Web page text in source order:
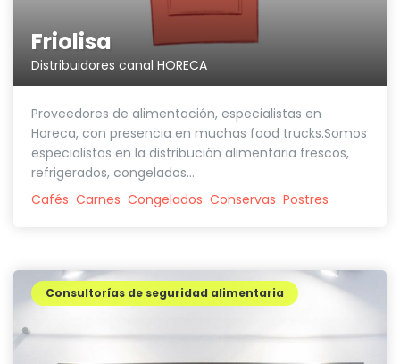
Friolisa
Distribuidores canal HORECA
Proveedores de alimentación, especialistas en
Horeca, con presencia en muchas food trucks.Somos
especialistas en la distribución alimentaria frescos,
refrigerados, congelados...
Cafés Carnes Congelados Conservas Postres
Consultorías de seguridad alimentaria